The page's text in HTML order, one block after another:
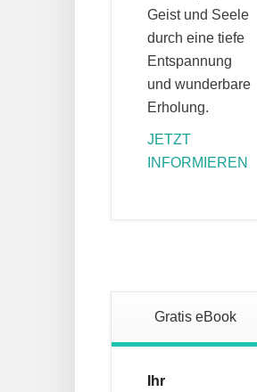
Geist und Seele
durch eine tiefe
Entspannung
und wunderbare
Erholung.
JETZT
INFORMIEREN
Gratis eBook
Ihr